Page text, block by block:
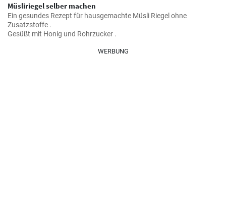
Müsliriegel selber machen
Ein gesundes Rezept für hausgemachte Müsli Riegel ohne
Zusatzstoffe .
Gesüßt mit Honig und Rohrzucker .
WERBUNG